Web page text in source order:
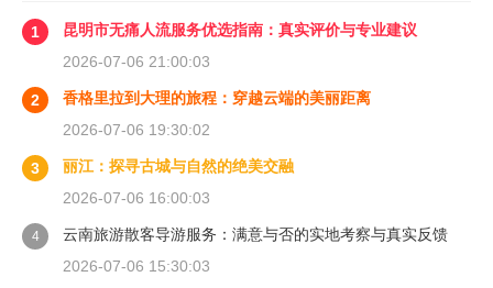
1
昆明市无痛人流服务优选指南：真实评价与专业建议
2026-07-06 21:00:03
2
香格里拉到大理的旅程：穿越云端的美丽距离
2026-07-06 19:30:02
3
丽江：探寻古城与自然的绝美交融
2026-07-06 16:00:03
4
云南旅游散客导游服务：满意与否的实地考察与真实反馈
2026-07-06 15:30:03